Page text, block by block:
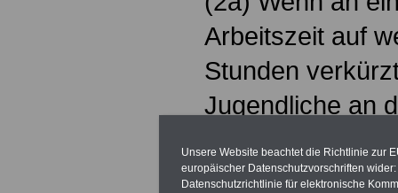
Arbeitszeit auf
Stunden
Jugendliche an
beschäftigt
Unsere Website beachtet die Richtlinie zur
europäischer Datenschutzvorschriften
Datenschutzrichtlinie für elektronische